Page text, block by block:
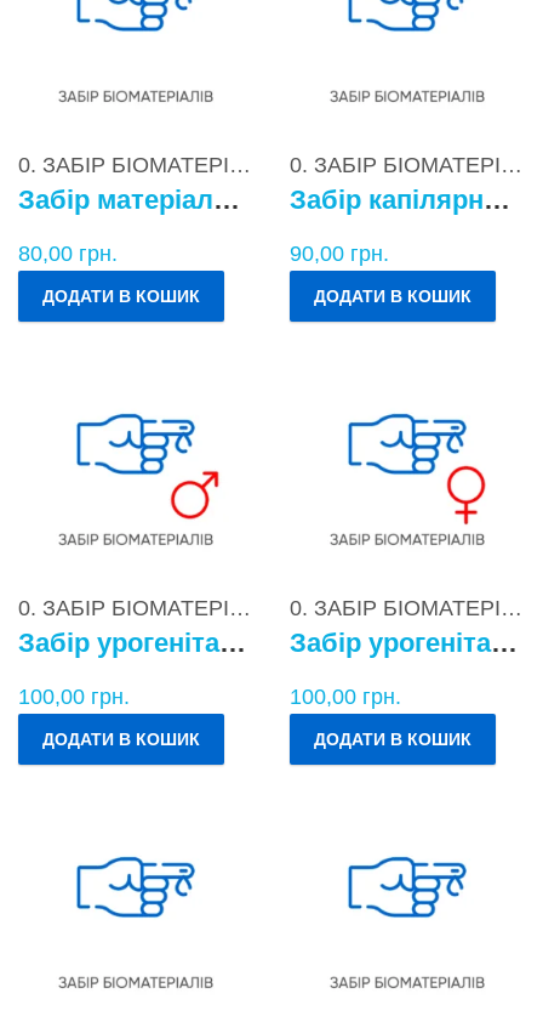
0. ЗАБІР БІОМАТЕРІАЛІВ
Забір матеріалу для бактеріологічних досліджень
80,00 грн.
ДОДАТИ В КОШИК
0. ЗАБІР БІОМАТЕРІАЛІВ
Забір капілярної крові
90,00 грн.
ДОДАТИ В КОШИК
0. ЗАБІР БІОМАТЕРІАЛІВ
Забір урогенітального БМ у чоловіків
100,00 грн.
ДОДАТИ В КОШИК
0. ЗАБІР БІОМАТЕРІАЛІВ
Забір урогенітального БМ у жінок
100,00 грн.
ДОДАТИ В КОШИК